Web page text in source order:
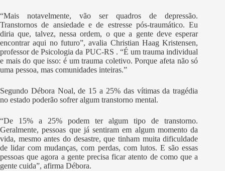
“Mais notavelmente, vão ser quadros de depressão.
Transtornos de ansiedade e de estresse pós-traumático. Eu
diria que, talvez, nessa ordem, o que a gente deve esperar
encontrar aqui no futuro”, avalia Christian Haag Kristensen,
professor de Psicologia da PUC-RS . “É um trauma individual
e mais do que isso: é um trauma coletivo. Porque afeta não só
uma pessoa, mas comunidades inteiras.”
Segundo Débora Noal, de 15 a 25% das vítimas da tragédia
no estado poderão sofrer algum transtorno mental.
“De 15% a 25% podem ter algum tipo de transtorno.
Geralmente, pessoas que já sentiram em algum momento da
vida, mesmo antes do desastre, que tinham muita dificuldade
de lidar com mudanças, com perdas, com lutos. E são essas
pessoas que agora a gente precisa ficar atento de como que a
gente cuida”, afirma Débora.